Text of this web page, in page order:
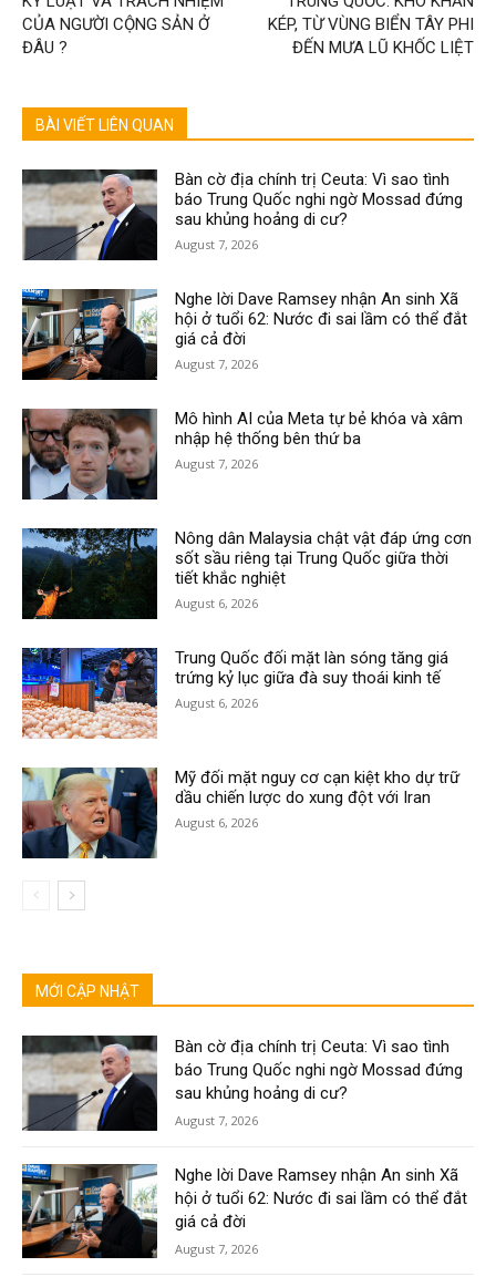
CỦA NGƯỜI CỘNG SẢN Ở
ĐÂU ?
KÉP, TỪ VÙNG BIỂN TÂY PHI
ĐẾN MƯA LŨ KHỐC LIỆT
BÀI VIẾT LIÊN QUAN
Bàn cờ địa chính trị Ceuta: Vì sao tình
báo Trung Quốc nghi ngờ Mossad đứng
sau khủng hoảng di cư?
August 7, 2026
Nghe lời Dave Ramsey nhận An sinh Xã
hội ở tuổi 62: Nước đi sai lầm có thể đắt
giá cả đời
August 7, 2026
Mô hình AI của Meta tự bẻ khóa và xâm
nhập hệ thống bên thứ ba
August 7, 2026
Nông dân Malaysia chật vật đáp ứng cơn
sốt sầu riêng tại Trung Quốc giữa thời
tiết khắc nghiệt
August 6, 2026
Trung Quốc đối mặt làn sóng tăng giá
trứng kỷ lục giữa đà suy thoái kinh tế
August 6, 2026
Mỹ đối mặt nguy cơ cạn kiệt kho dự trữ
dầu chiến lược do xung đột với Iran
August 6, 2026
MỚI CẬP NHẬT
Bàn cờ địa chính trị Ceuta: Vì sao tình
báo Trung Quốc nghi ngờ Mossad đứng
sau khủng hoảng di cư?
August 7, 2026
Nghe lời Dave Ramsey nhận An sinh Xã
hội ở tuổi 62: Nước đi sai lầm có thể đắt
giá cả đời
August 7, 2026